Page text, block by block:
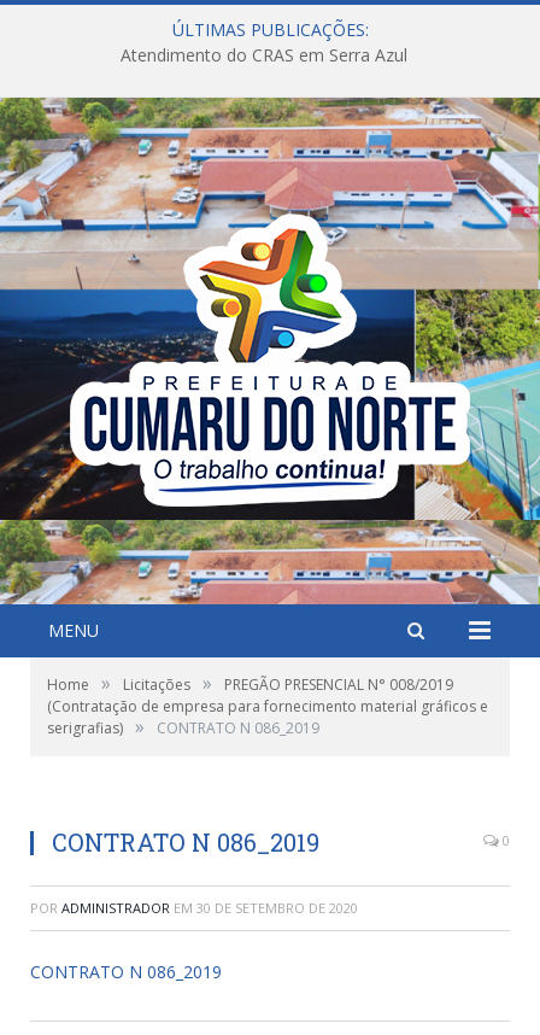
ÚLTIMAS PUBLICAÇÕES:
Atendimento do CRAS em Serra Azul
MENU
Home » Licitações »
PREGÃO PRESENCIAL N° 008/2019
(Contratação de empresa para fornecimento material gráficos e
serigrafias) » CONTRATO N 086_2019
CONTRATO N 086_2019 0
POR ADMINISTRADOR EM 30 DE SETEMBRO DE 2020
CONTRATO N 086_2019